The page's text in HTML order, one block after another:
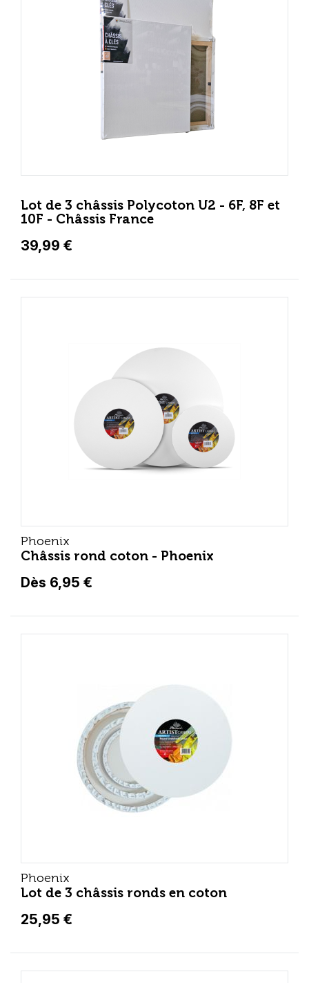
Lot de 3 châssis Polycoton U2 - 6F, 8F et
10F - Châssis France
39,99 €
Phoenix
Châssis rond coton - Phoenix
Dès 6,95 €
Phoenix
Lot de 3 châssis ronds en coton
25,95 €